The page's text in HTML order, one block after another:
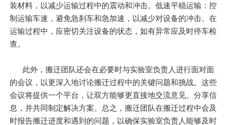
装材料，以减少运输过程中的震动和冲击。低速平稳运输：控
制运输车速，避免急刹车和急加速，以减少对设备的冲击。在
运输过程中，应密切关注设备的状态，如有异常应及时停车检
查。
此外，搬迁团队还会在必要时与实验室负责人进行面对面
的会议，以更深入地讨论搬迁过程中的关键问题和挑战。这些
会议将提供一个平台，让双方能够更直接地交流意见、分享信
息，并共同制定解决方案。总之，搬迁团队在搬迁过程中会及
时报告搬迁进度和遇到的问题，以确保实验室负责人能够及时